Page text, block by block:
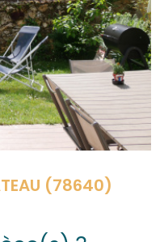
(78640)